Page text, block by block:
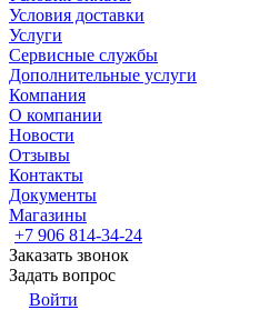
Условия доставки
Услуги
Сервисные службы
Дополнительные услуги
Компания
О компании
Новости
Отзывы
Контакты
Документы
Магазины
+7 906 814-34-24
Заказать звонок
Задать вопрос
Войти